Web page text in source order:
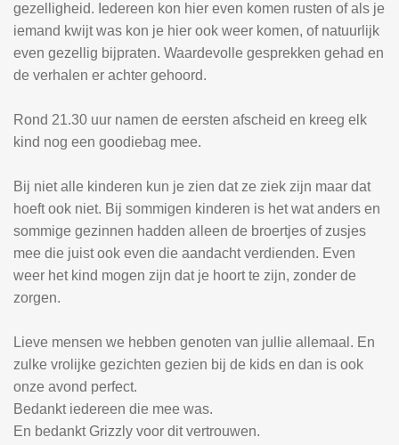
gezelligheid. Iedereen kon hier even komen rusten of als je
iemand kwijt was kon je hier ook weer komen, of natuurlijk
even gezellig bijpraten. Waardevolle gesprekken gehad en
de verhalen er achter gehoord.
Rond 21.30 uur namen de eersten afscheid en kreeg elk
kind nog een goodiebag mee.
Bij niet alle kinderen kun je zien dat ze ziek zijn maar dat
hoeft ook niet. Bij sommigen kinderen is het wat anders en
sommige gezinnen hadden alleen de broertjes of zusjes
mee die juist ook even die aandacht verdienden. Even
weer het kind mogen zijn dat je hoort te zijn, zonder de
zorgen.
Lieve mensen we hebben genoten van jullie allemaal. En
zulke vrolijke gezichten gezien bij de kids en dan is ook
onze avond perfect.
Bedankt iedereen die mee was.
En bedankt Grizzly voor dit vertrouwen.